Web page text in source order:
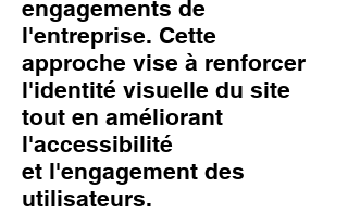
engagements de
l'entreprise. Cette
approche vise à renforcer
l'identité visuelle du site
tout en améliorant
l'accessibilité
et l'engagement des
utilisateurs.